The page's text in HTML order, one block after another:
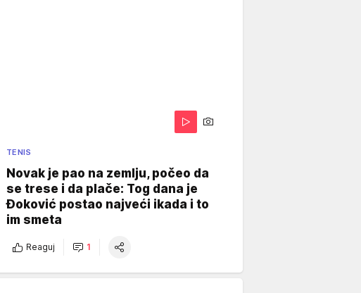
TENIS
Novak je pao na zemlju, počeo da
se trese i da plače: Tog dana je
Đoković postao najveći ikada i to
im smeta
Reaguj 1